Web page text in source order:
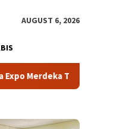
AUGUST 6, 2026
Bunga 1,76 Persen